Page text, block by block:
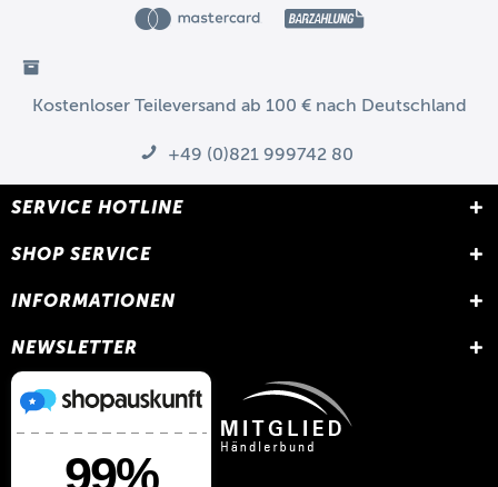
Kostenloser Teileversand ab 100 € nach Deutschland
+49 (0)821 999742 80
SERVICE HOTLINE
SHOP SERVICE
INFORMATIONEN
NEWSLETTER